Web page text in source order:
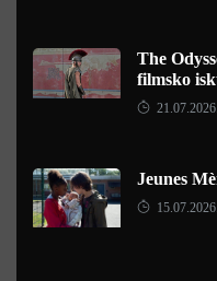
The
filmsko
21.07.2026.
Jeunes
15.07.2026.